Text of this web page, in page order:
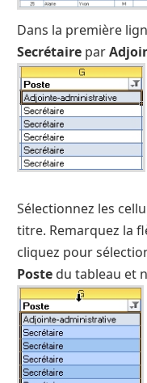
Dans la première
Secrétaire par
Sélectionnez les
titre. Remarquez la
cliquez pour
Poste du tableau et